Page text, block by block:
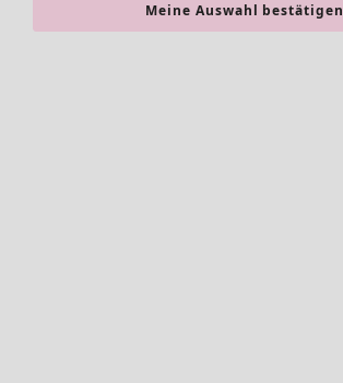
Alles im Sale
Meine Auswahl bestätigen